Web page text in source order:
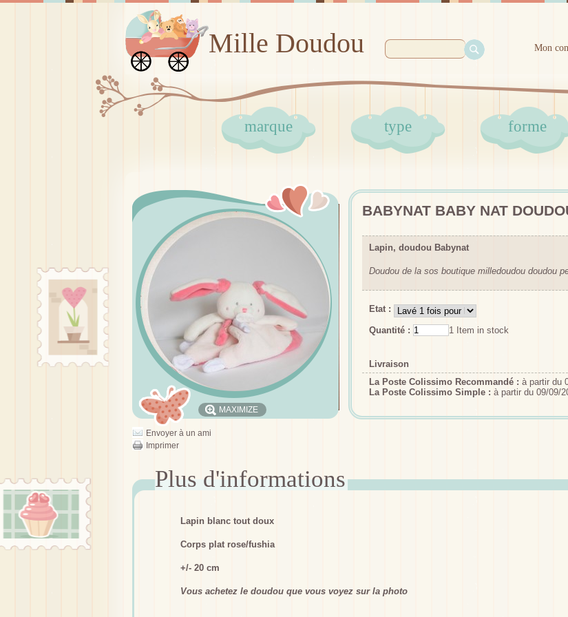
Mille Doudou Mon
marque type forme
MAXIMIZE
Envoyer à un ami
Imprimer
BABYNAT BABY NAT
Lapin, doudou Babynat
Doudou de la sos boutique milledoudou doudou
Etat :
Quantité : 1 Item in stock
Livraison
La Poste Colissimo Recommandé : à partir du
La Poste Colissimo Simple : à partir du 09/09/
Lapin blanc tout doux
Corps plat rose/fushia
+/- 20 cm
Vous achetez le doudou que vous voyez sur la photo